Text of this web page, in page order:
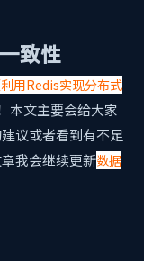
致性
利用Redis实现分布式
本文主要会给大家
议或者看到有不足
我会继续更新数据